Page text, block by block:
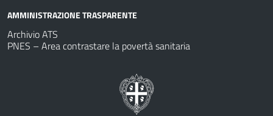
AMMINISTRAZIONE TRASPARENTE
Archivio ATS
PNES – Area contrastare la povertà sanitaria